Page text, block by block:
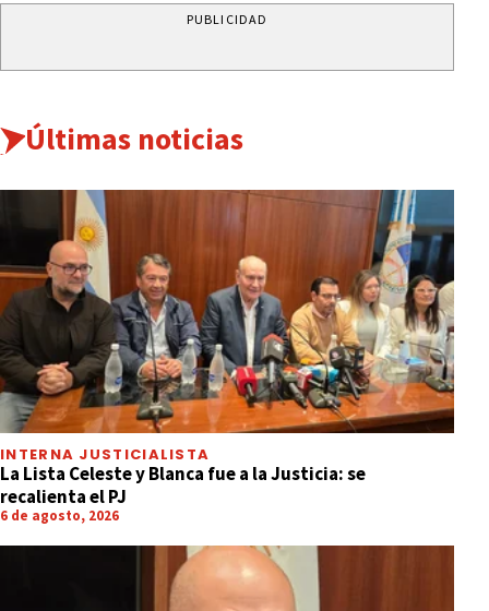
PUBLICIDAD
Últimas noticias
INTERNA JUSTICIALISTA
La Lista Celeste y Blanca fue a la Justicia: se
recalienta el PJ
6 de agosto, 2026